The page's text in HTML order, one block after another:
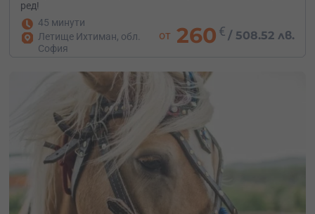
ред!
45 минути
Летище Ихтиман, обл.
София
от 260 € /508.52 лв.